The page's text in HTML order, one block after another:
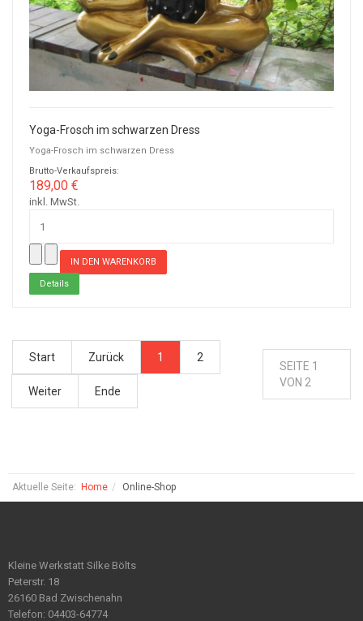
Yoga-Frosch im schwarzen Dress
Yoga-Frosch im schwarzen Dress
Brutto-Verkaufspreis:
189,00 €
inkl. MwSt.
Details
Start Zurück 1 2
Weiter Ende
SEITE 1
VON 2
Aktuelle Seite: Home Online-Shop
Kleine Werkstatt Silke Bölts
Peterstr. 18
26160 Bad Zwischenahn
Telefon: 04403-64774